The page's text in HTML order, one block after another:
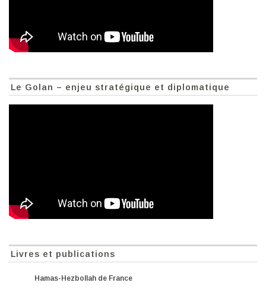
Le Golan – enjeu stratégique et diplomatique
Livres et publications
Hamas-Hezbollah de France